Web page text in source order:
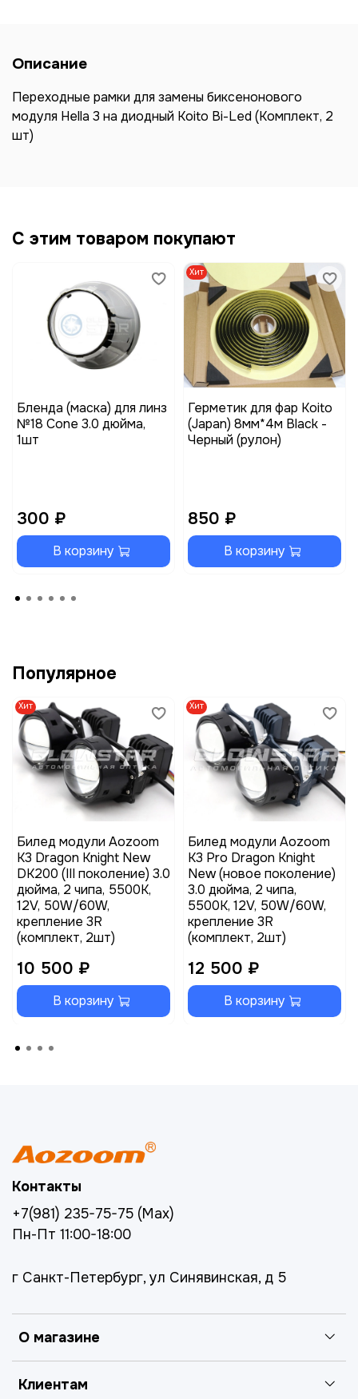
Описание
Переходные рамки для замены биксенонового
модуля Hella 3 на диодный Koito Bi-Led (Комплект, 2
шт)
С этим товаром покупают
Бленда (маска) для линз
№18 Cone 3.0 дюйма,
1шт
300 ₽
В корзину
Хит
Герметик для фар Koito
(Japan) 8мм*4м Black -
Черный (рулон)
850 ₽
В корзину
Популярное
Хит
Билед модули Aozoom
K3 Dragon Knight New
DK200 (III поколение) 3.0
дюйма, 2 чипа, 5500K,
12V, 50W/60W,
крепление 3R
(комплект, 2шт)
10 500 ₽
В корзину
Хит
Билед модули Aozoom
K3 Pro Dragon Knight
New (новое поколение)
3.0 дюйма, 2 чипа,
5500K, 12V, 50W/60W,
крепление 3R
(комплект, 2шт)
12 500 ₽
В корзину
О магазине
Клиентам
Контакты
+7(981) 235-75-75 (Max)
Пн-Пт 11:00-18:00
г Санкт-Петербург, ул Синявинская, д 5